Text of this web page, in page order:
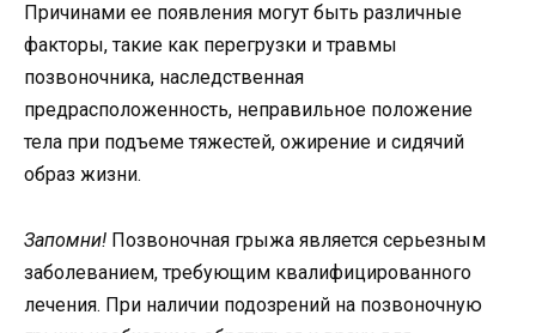
Причинами ее появления могут быть различные
факторы, такие как перегрузки и травмы
позвоночника, наследственная
предрасположенность, неправильное положение
тела при подъеме тяжестей, ожирение и сидячий
образ жизни.
Запомни! Позвоночная грыжа является серьезным
заболеванием, требующим квалифицированного
лечения. При наличии подозрений на позвоночную